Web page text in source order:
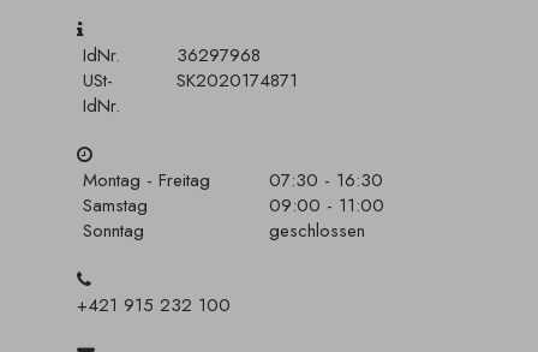
IdNr.
36297968
USt-
IdNr.
SK2020174871
Montag - Freitag
07:30 - 16:30
Samstag
09:00 - 11:00
Sonntag
geschlossen
+421 915 232 100